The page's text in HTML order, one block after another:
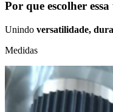
Por que escolher
Unindo versatilidade,
Medidas